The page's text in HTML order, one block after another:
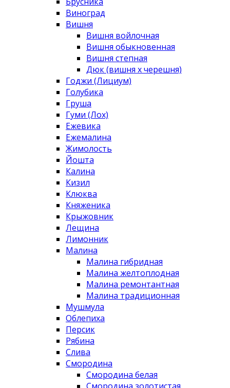
Виноград
Вишня
Вишня войлочная
Вишня обыкновенная
Вишня степная
Дюк (вишня х черешня)
Годжи (Лициум)
Голубика
Груша
Гуми (Лох)
Ежевика
Ежемалина
Жимолость
Йошта
Калина
Кизил
Клюква
Княженика
Крыжовник
Лещина
Лимонник
Малина
Малина гибридная
Малина желтоплодная
Малина ремонтантная
Малина традиционная
Мушмула
Облепиха
Персик
Рябина
Слива
Смородина
Смородина белая